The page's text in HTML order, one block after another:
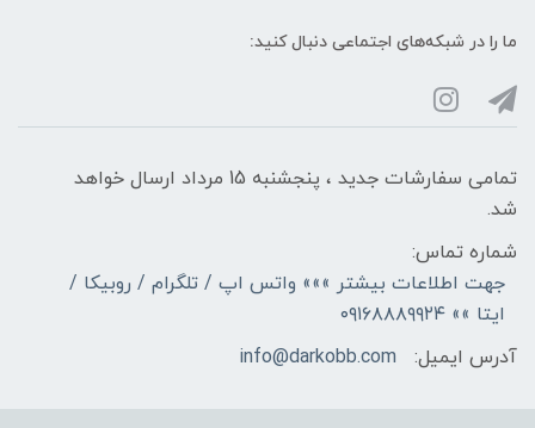
ما را در شبکه‌های اجتماعی دنبال کنید:
تمامی سفارشات جدید ، پنجشنبه 15 مرداد ارسال خواهد
شد.
شماره تماس:
جهت اطلاعات بیشتر »»» واتس اپ / تلگرام / روبیکا /
ایتا »» ۰۹۱۶۸۸۸۹۹۲۴
آدرس ایمیل:
info@darkobb.com